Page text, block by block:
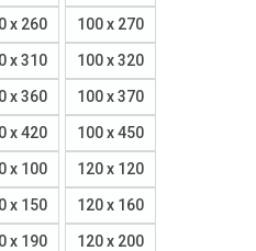
x 260 100 x 270
x 310 100 x 320
x 360 100 x 370
x 420 100 x 450
x 100 120 x 120
x 150 120 x 160
x 190 120 x 200